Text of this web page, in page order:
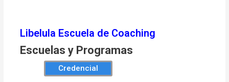
Libelula Escuela de Coaching
Escuelas y Programas
Credencial